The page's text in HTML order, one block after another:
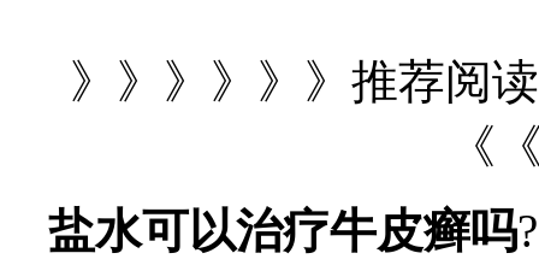
》》》》》》推荐阅
《
盐水可以治疗牛皮癣吗